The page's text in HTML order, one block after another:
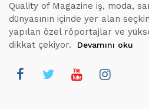
Quality of Magazine iş, moda,
dünyasının içinde yer alan
yapılan özel röportajlar ve
dikkat çekiyor.
Devamını oku